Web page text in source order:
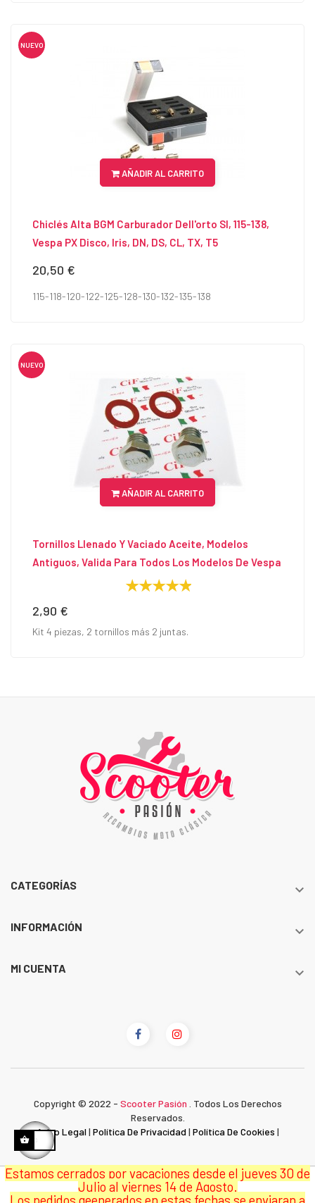
Estamos cerrados por vacaciones desde el jueves 30 de
Julio al viernes 14 de Agosto.
NUEVO
AÑADIR AL CARRITO
Chiclés Alta BGM Carburador Dell'orto SI, 115-138,
Vespa PX Disco, Iris, DN, DS, CL, TX, T5
Precio
20,50 €
115-118-120-122-125-128-130-132-135-138
NUEVO
AÑADIR AL CARRITO
Tornillos Llenado Y Vaciado Aceite, Modelos
Antiguos, Valida Para Todos Los Modelos De Vespa
Precio
2,90 €
Kit 4 piezas, 2 tornillos más 2 juntas.
CATEGORÍAS 
INFORMACIÓN 
MI CUENTA 
Copyright © 2022 - Scooter Pasión
. Todos Los Derechos
Reservados.
Aviso Legal| Política De Privacidad | Política De Cookies |